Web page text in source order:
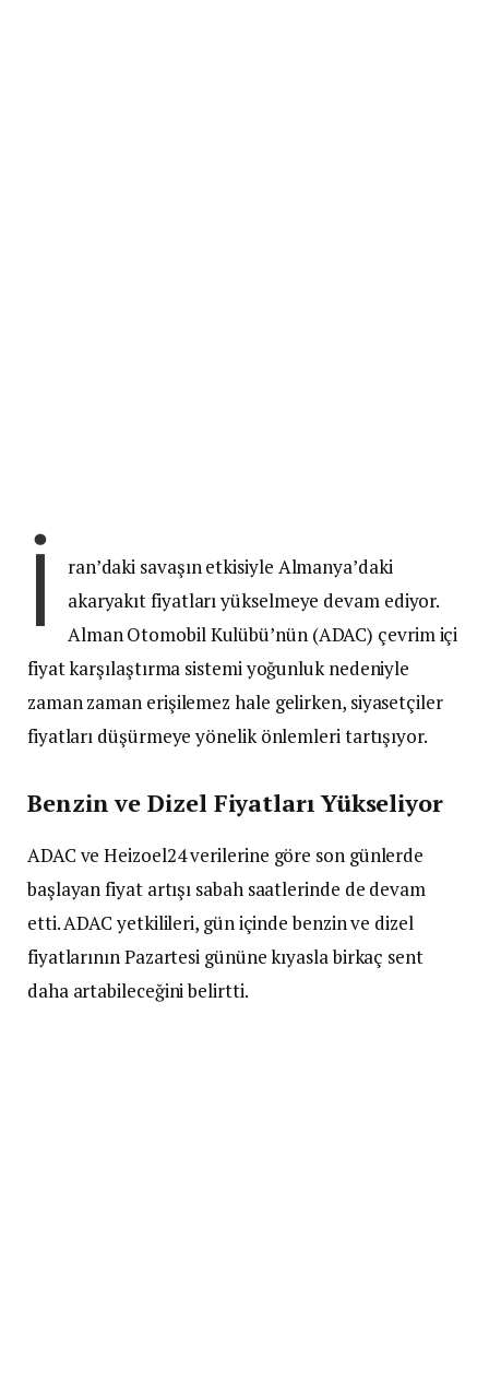
İ
ran’daki savaşın etkisiyle Almanya’daki
akaryakıt fiyatları yükselmeye devam ediyor.
Alman Otomobil Kulübü’nün (ADAC) çevrim içi
fiyat karşılaştırma sistemi yoğunluk nedeniyle
zaman zaman erişilemez hale gelirken, siyasetçiler
fiyatları düşürmeye yönelik önlemleri tartışıyor.
Benzin ve Dizel Fiyatları Yükseliyor
ADAC ve Heizoel24 verilerine göre son günlerde
başlayan fiyat artışı sabah saatlerinde de devam
etti. ADAC yetkilileri, gün içinde benzin ve dizel
fiyatlarının Pazartesi gününe kıyasla birkaç sent
daha artabileceğini belirtti.